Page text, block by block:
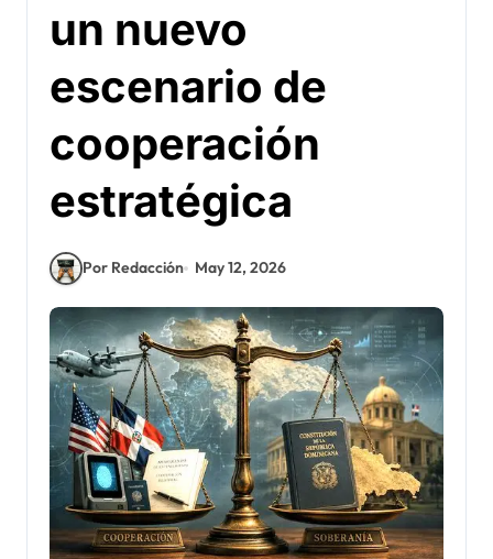
un nuevo
escenario de
cooperación
estratégica
Por Redacción May 12, 2026